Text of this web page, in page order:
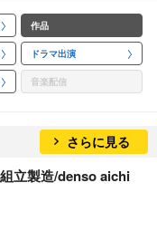
作品
ドラマ出演
音楽配信
さらに見る
立製造/denso aichi